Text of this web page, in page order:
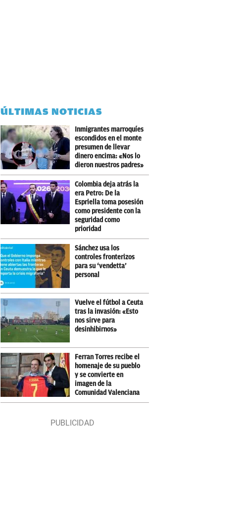
ÚLTIMAS NOTICIAS
Inmigrantes marroquíes
escondidos en el monte
presumen de llevar
dinero encima: «Nos lo
dieron nuestros padres»
Colombia deja atrás la
era Petro: De la
Espriella toma posesión
como presidente con la
seguridad como
prioridad
Sánchez usa los
controles fronterizos
para su ‘vendetta’
personal
Vuelve el fútbol a Ceuta
tras la invasión: «Esto
nos sirve para
desinhibirnos»
Ferran Torres recibe el
homenaje de su pueblo
y se convierte en
imagen de la
Comunidad Valenciana